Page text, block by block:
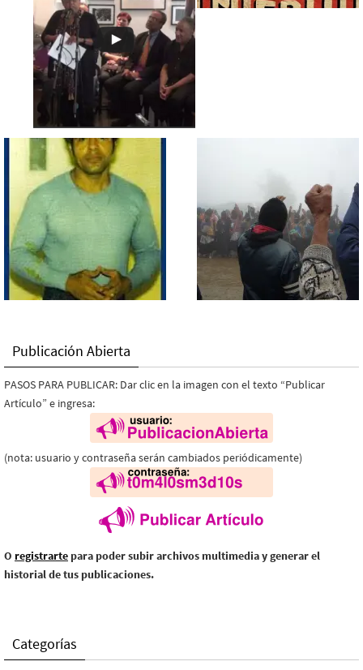
Publicación Abierta
PASOS PARA PUBLICAR: Dar clic en la imagen con el texto “Publicar
Artículo” e ingresa:
(nota: usuario y contraseña serán cambiados periódicamente)
O registrarte para poder subir archivos multimedia y generar el
historial de tus publicaciones.
Categorías